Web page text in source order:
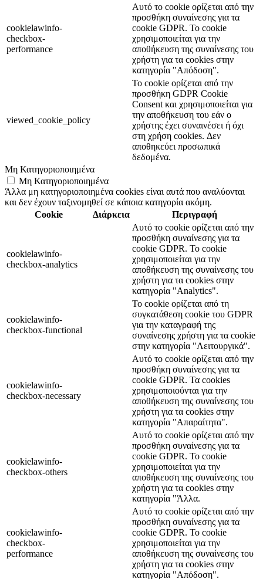
cookielawinfo-
checkbox-
performance
Αυτό το cookie ορίζεται από την
προσθήκη συναίνεσης για τα
cookie GDPR. Το cookie
χρησιμοποιείται για την
αποθήκευση της συναίνεσης του
χρήστη για τα cookies στην
κατηγορία "Απόδοση".
viewed_cookie_policy
Το cookie ορίζεται από την
προσθήκη GDPR Cookie
Consent και χρησιμοποιείται για
την αποθήκευση του εάν ο
χρήστης έχει συναινέσει ή όχι
στη χρήση cookies. Δεν
αποθηκεύει προσωπικά
δεδομένα.
Μη Κατηγοριοποιημένα
Μη Κατηγοριοποιημένα
Άλλα μη κατηγοριοποιημένα cookies είναι αυτά που αναλύονται
και δεν έχουν ταξινομηθεί σε κάποια κατηγορία ακόμη.
Cookie
Διάρκεια Περιγραφή
cookielawinfo-
checkbox-analytics
Αυτό το cookie ορίζεται από την
προσθήκη συναίνεσης για τα
cookie GDPR. Το cookie
χρησιμοποιείται για την
αποθήκευση της συναίνεσης του
χρήστη για τα cookies στην
κατηγορία "Analytics".
cookielawinfo-
checkbox-functional
Το cookie ορίζεται από τη
συγκατάθεση cookie του GDPR
για την καταγραφή της
συναίνεσης χρήστη για τα cookie
στην κατηγορία "Λειτουργικά".
cookielawinfo-
checkbox-necessary
Αυτό το cookie ορίζεται από την
προσθήκη συναίνεσης για τα
cookie GDPR. Τα cookies
χρησιμοποιούνται για την
αποθήκευση της συναίνεσης του
χρήστη για τα cookies στην
κατηγορία "Απαραίτητα".
cookielawinfo-
checkbox-others
Αυτό το cookie ορίζεται από την
προσθήκη συναίνεσης για τα
cookie GDPR. Το cookie
χρησιμοποιείται για την
αποθήκευση της συναίνεσης του
χρήστη για τα cookies στην
κατηγορία "Άλλα.
cookielawinfo-
checkbox-
performance
Αυτό το cookie ορίζεται από την
προσθήκη συναίνεσης για τα
cookie GDPR. Το cookie
χρησιμοποιείται για την
αποθήκευση της συναίνεσης του
χρήστη για τα cookies στην
κατηγορία "Απόδοση".